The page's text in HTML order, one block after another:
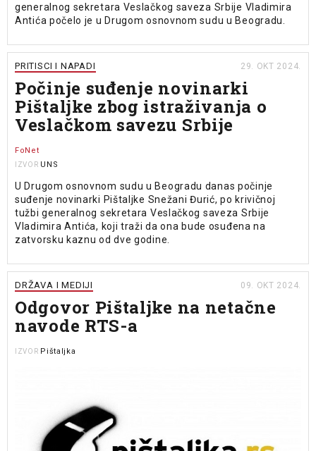
generalnog sekretara Veslačkog saveza Srbije Vladimira
Antića počelo je u Drugom osnovnom sudu u Beogradu.
PRITISCI I NAPADI 29. OKT 2024.
Počinje suđenje novinarki
Pištaljke zbog istraživanja o
Veslačkom savezu Srbije
FoNet
IZVOR UNS
U Drugom osnovnom sudu u Beogradu danas počinje
suđenje novinarki Pištaljke Snežani Đurić, po krivičnoj
tužbi generalnog sekretara Veslačkog saveza Srbije
Vladimira Antića, koji traži da ona bude osuđena na
zatvorsku kaznu od dve godine.
DRŽAVA I MEDIJI 09. OKT 2024.
Odgovor Pištaljke na netačne
navode RTS-a
IZVOR Pištaljka